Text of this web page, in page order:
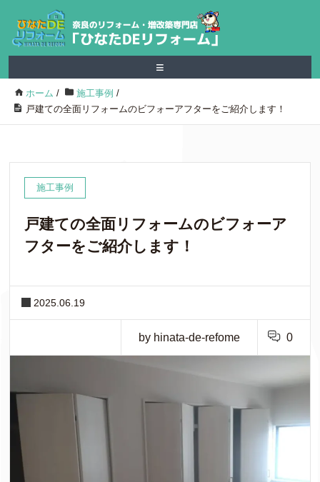
≡
ホーム / 施工事例 /
戸建ての全面リフォームのビフォーアフターをご紹介します！
施工事例
戸建ての全面リフォームのビフォーア
フターをご紹介します！
2025.06.19
by hinata-de-refome 0